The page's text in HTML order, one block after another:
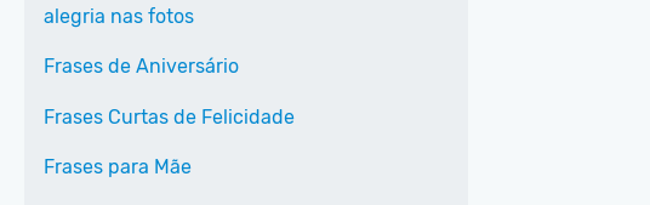
alegria nas fotos
Frases de Aniversário
Frases Curtas de Felicidade
Frases para Mãe